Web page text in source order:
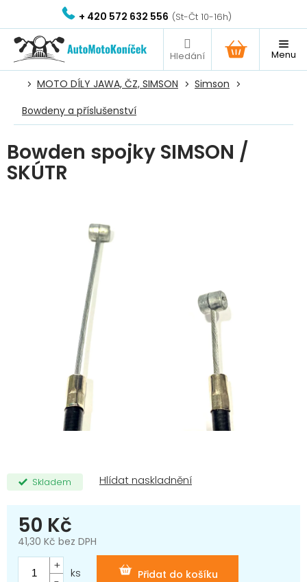
obsah
+ 420 572 632 556
NÁKUPNÍ
KOŠÍK
MOTO DÍLY JAWA, ČZ, SIMSON
Simson
Bowdeny a příslušenství
Bowden spojky SIMSON /
SKÚTR
Skladem
50 Kč
41,30 Kč bez DPH
Měrná
cena:
Přidat do košíku
ks